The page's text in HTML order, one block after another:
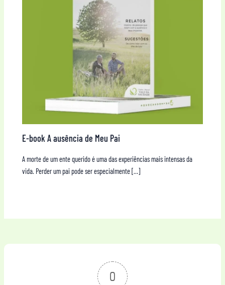
E-book A ausência de Meu Pai
A morte de um ente querido é uma das experiências mais intensas da
vida. Perder um pai pode ser especialmente […]
0